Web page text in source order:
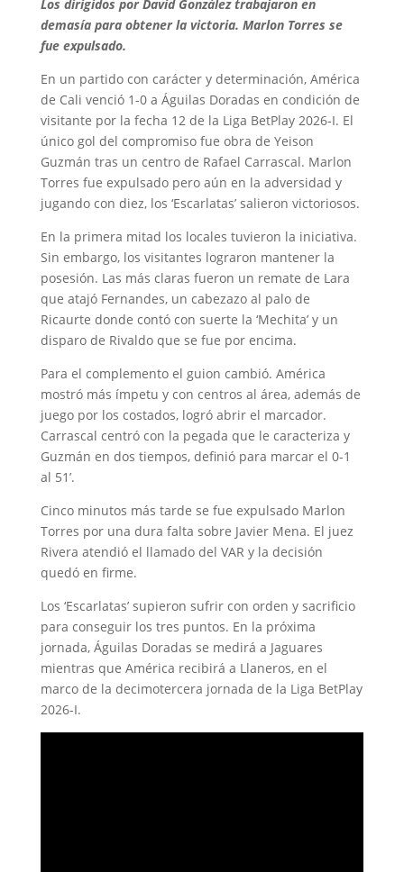
Los dirigidos por David González trabajaron en
demasía para obtener la victoria. Marlon Torres se
fue expulsado.
En un partido con carácter y determinación, América
de Cali venció 1-0 a Águilas Doradas en condición de
visitante por la fecha 12 de la Liga BetPlay 2026-I. El
único gol del compromiso fue obra de Yeison
Guzmán tras un centro de Rafael Carrascal. Marlon
Torres fue expulsado pero aún en la adversidad y
jugando con diez, los ‘Escarlatas’ salieron victoriosos.
En la primera mitad los locales tuvieron la iniciativa.
Sin embargo, los visitantes lograron mantener la
posesión. Las más claras fueron un remate de Lara
que atajó Fernandes, un cabezazo al palo de
Ricaurte donde contó con suerte la ‘Mechita’ y un
disparo de Rivaldo que se fue por encima.
Para el complemento el guion cambió. América
mostró más ímpetu y con centros al área, además de
juego por los costados, logró abrir el marcador.
Carrascal centró con la pegada que le caracteriza y
Guzmán en dos tiempos, definió para marcar el 0-1
al 51’.
Cinco minutos más tarde se fue expulsado Marlon
Torres por una dura falta sobre Javier Mena. El juez
Rivera atendió el llamado del VAR y la decisión
quedó en firme.
Los ‘Escarlatas’ supieron sufrir con orden y sacrificio
para conseguir los tres puntos. En la próxima
jornada, Águilas Doradas se medirá a Jaguares
mientras que América recibirá a Llaneros, en el
marco de la decimotercera jornada de la Liga BetPlay
2026-I.